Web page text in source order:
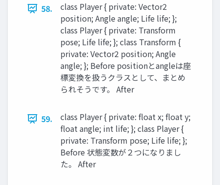
58.
class Player { private: Vector2
position; Angle angle; Life life; };
class Player { private: Transform
pose; Life life; }; class Transform {
private: Vector2 position; Angle
angle; }; Before positionとangleは座
標変換を扱うクラスとして、まとめ
られそうです。 After
59.
class Player { private: float x; float y;
float angle; int life; }; class Player {
private: Transform pose; Life life; };
Before 状態変数が２つになりまし
た。 After